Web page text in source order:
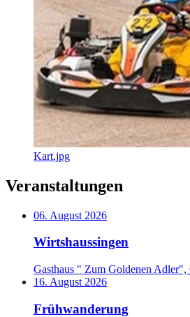
Kart.jpg
Veranstaltungen
06. August 2026
Wirtshaussingen
Gasthaus " Zum Goldenen Adler",
16. August 2026
Frühwanderung